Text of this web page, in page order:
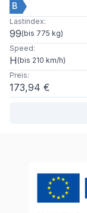
B
Lastindex:
99(bis 775 kg)
Speed:
H (bis 210 km/h)
Preis:
173,94 €